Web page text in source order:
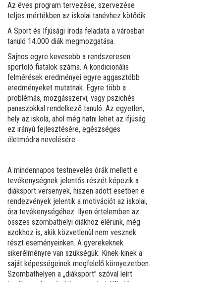
Az éves program tervezése, szervezése
teljes mértékben az iskolai tanévhez kötődik.
A Sport és Ifjúsági Iroda feladata a városban
tanuló 14.000 diák megmozgatása.
Sajnos egyre kevesebb a rendszeresen
sportoló fiatalok száma. A kondicionális
felmérések eredményei egyre aggasztóbb
eredményeket mutatnak. Egyre több a
problémás, mozgásszervi, vagy pszichés
panaszokkal rendelkező tanuló. Az egyetlen,
hely az iskola, ahol még hatni lehet az ifjúság
ez irányú fejlesztésére, egészséges
életmódra nevelésére.
A mindennapos testnevelés órák mellett e
tevékenységnek jelentős részét képezik a
diáksport versenyek, hiszen adott esetben e
rendezvények jelentik a motivációt az iskolai,
óra tevékenységéhez. Ilyen értelemben az
összes szombathelyi diákhoz elérünk, még
azokhoz is, akik közvetlenül nem vesznek
részt eseményeinken. A gyerekeknek
sikerélményre van szükségük. Kinek-kinek a
saját képességeinek megfelelő környezetben.
Szombathelyen a „diáksport” szóval leírt